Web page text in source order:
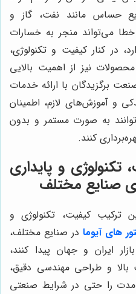
حساس مانند نفت، گاز و
می‌تواند منجر به خسارات
در کنار کیفیت و تکنولوژی،
نیز از اهمیت بالایی
برگزیدگان با ارائه خدمات
و آموزش‌های لازم، اطمینان
به صورت مستمر و بدون
کنند.
تکنولوژی و پایداری
صنایع مختلف
ترکیب کیفیت، تکنولوژی و
های آیوما در صنایع مختلف،
ایران و جهان پیدا کنند،
بالا و طراحی مهندسی دقیق،
مدت را حتی در شرایط صنعتی